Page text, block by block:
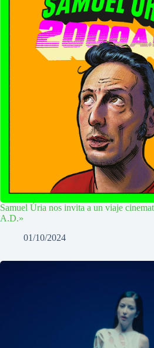
Samuel Úria nos invita a un viaje
A.D.»
01/10/2024